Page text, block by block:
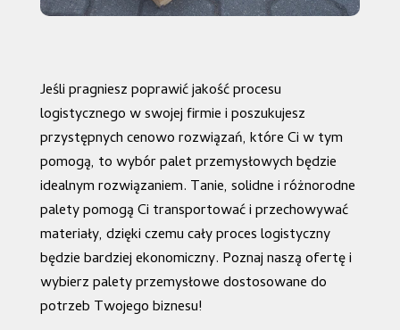
Jeśli pragniesz poprawić jakość procesu
logistycznego w swojej firmie i poszukujesz
przystępnych cenowo rozwiązań, które Ci w tym
pomogą, to wybór palet przemysłowych będzie
idealnym rozwiązaniem. Tanie, solidne i różnorodne
palety pomogą Ci transportować i przechowywać
materiały, dzięki czemu cały proces logistyczny
będzie bardziej ekonomiczny. Poznaj naszą ofertę i
wybierz palety przemysłowe dostosowane do
potrzeb Twojego biznesu!